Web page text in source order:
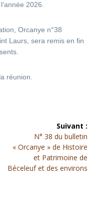
2026.
Orcanye n°38
Laurs, sera remis en fin
réunion.
Suivant :
Article
suivant :
N° 38 du bulletin
« Orcanye » de Histoire
et Patrimoine de
Béceleuf et des environs